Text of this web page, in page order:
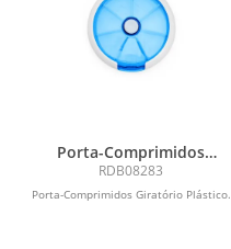
Porta-Comprimidos
Plástico
RDB08283
Porta-Comprimidos Giratório Plástico.